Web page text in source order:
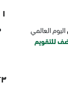
اليوم العالمي
للتقويم
١١
٢٣